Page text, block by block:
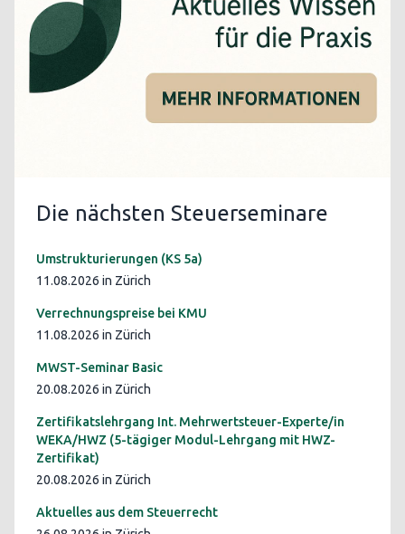
Die nächsten Steuerseminare
Umstrukturierungen (KS 5a)
11.08.2026 in Zürich
Verrechnungspreise bei KMU
11.08.2026 in Zürich
MWST-Seminar Basic
20.08.2026 in Zürich
Zertifikatslehrgang Int. Mehrwertsteuer-Experte/in
WEKA/HWZ (5-tägiger Modul-Lehrgang mit HWZ-
Zertifikat)
20.08.2026 in Zürich
Aktuelles aus dem Steuerrecht